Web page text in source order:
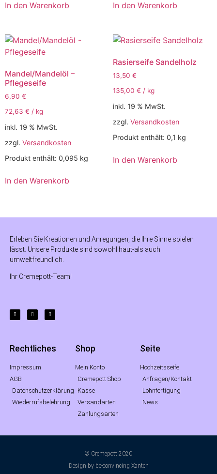
In den Warenkorb In den Warenkorb
Mandel/Mandelöl –
Pflegeseife
6,90 €
72,63 € / kg
inkl. 19 % MwSt.
zzgl. Versandkosten
Produkt enthält: 0,095 kg
In den Warenkorb
Rasierseife Sandelholz
13,50 €
135,00 € / kg
inkl. 19 % MwSt.
zzgl. Versandkosten
Produkt enthält: 0,1 kg
In den Warenkorb
Erleben Sie Kreationen und Anregungen, die Ihre Sinne spielen
lässt. Unsere Produkte sind sowohl haut-als auch
umweltfreundlich.
Ihr Cremepott-Team!
Rechtliches
Impressum
AGB
Datenschutzerklärung
Wiederrufsbelehrung
Shop
Mein Konto
Cremepott Shop
Kasse
Versandarten
Zahlungsarten
Seite
Hochzeitsseife
Anfragen/Kontakt
Lohnfertigung
News
© Cremepott 2020
Design by be-convincing Xanten